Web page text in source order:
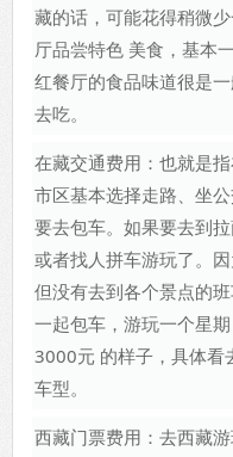
藏的话，可能花得稍微
厅品尝特色 美食，基本
红餐厅的食品味道很是
去吃。
在藏交通费用：也就是
市区基本选择走路、坐
要去包车。如果要去到
或者找人拼车游玩了。
但没有去到各个景点的
一起包车，游玩一个星
3000元 的样子，具体看
车型。
西藏门票费用：去西藏